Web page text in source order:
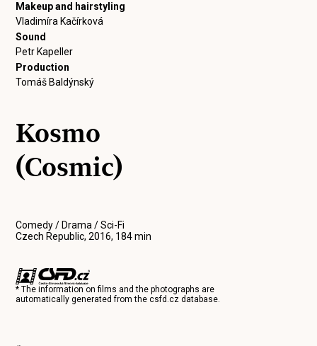
Makeup and hairstyling
Vladimíra Kačírková
Sound
Petr Kapeller
Production
Tomáš Baldýnský
Kosmo
(Cosmic)
Comedy / Drama / Sci-Fi
Czech Republic, 2016, 184 min
* The information on films and the photographs are
automatically generated from thecsfd.cz database.